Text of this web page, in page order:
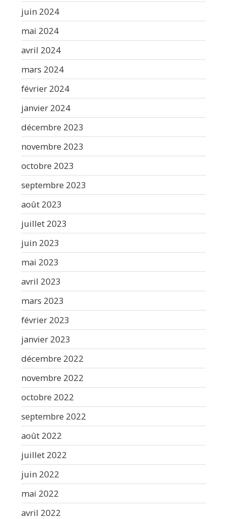
juin 2024
mai 2024
avril 2024
mars 2024
février 2024
janvier 2024
décembre 2023
novembre 2023
octobre 2023
septembre 2023
août 2023
juillet 2023
juin 2023
mai 2023
avril 2023
mars 2023
février 2023
janvier 2023
décembre 2022
novembre 2022
octobre 2022
septembre 2022
août 2022
juillet 2022
juin 2022
mai 2022
avril 2022